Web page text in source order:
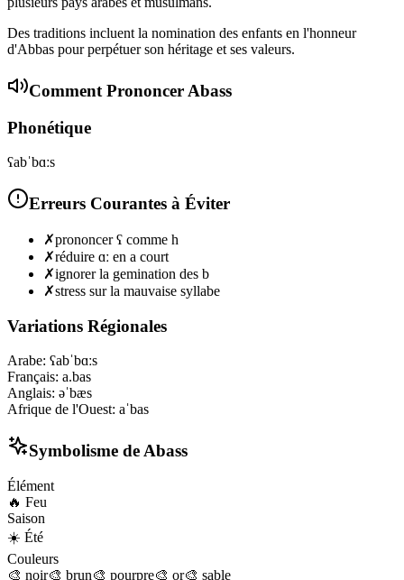
Des traditions incluent la nomination des enfants en l'honneur
d'Abbas pour perpétuer son héritage et ses valeurs.
Comment Prononcer Abass
Phonétique
ʕabˈbɑːs
Erreurs Courantes à Éviter
✗prononcer ʕ comme h
✗réduire ɑː en a court
✗ignorer la gemination des b
✗stress sur la mauvaise syllabe
Variations Régionales
Arabe: ʕabˈbɑːs
Français: a.bas
Anglais: əˈbæs
Afrique de l'Ouest: aˈbas
Symbolisme de Abass
Élément
🔥 Feu
Saison
☀️ Été
Couleurs
🎨 noir🎨 brun🎨 pourpre🎨 or🎨 sable